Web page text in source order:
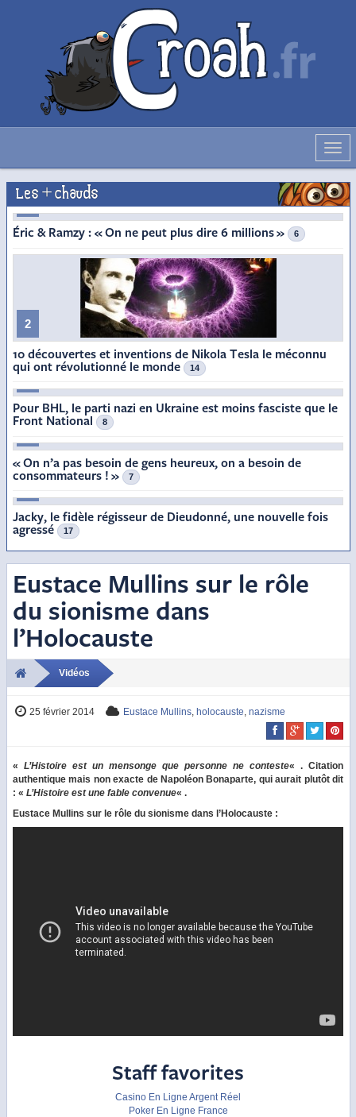
la
Les + chauds
1
Éric & Ramzy : « On ne peut plus dire 6 millions » 6
2
10 découvertes et inventions de Nikola Tesla le méconnu
qui ont révolutionné le monde
14
Pour BHL, le parti nazi en Ukraine est moins fasciste que le
Front National
8
« On n’a pas besoin de gens heureux, on a besoin de
consommateurs ! »
7
Jacky, le fidèle régisseur de Dieudonné, une nouvelle fois
agressé
17
Eustace Mullins sur le rôle
du sionisme dans
l’Holocauste
Vidéos
25 février 2014 Eustace Mullins ,holocauste ,nazisme
« L’Histoire est un mensonge que personne ne conteste« . Citation
authentique mais non exacte de Napoléon Bonaparte, qui aurait plutôt dit
: « L’Histoire est une fable convenue« .
Eustace Mullins sur le rôle du sionisme dans l’Holocauste :
Staff favorites
Casino En Ligne Argent Réel
Poker En Ligne France